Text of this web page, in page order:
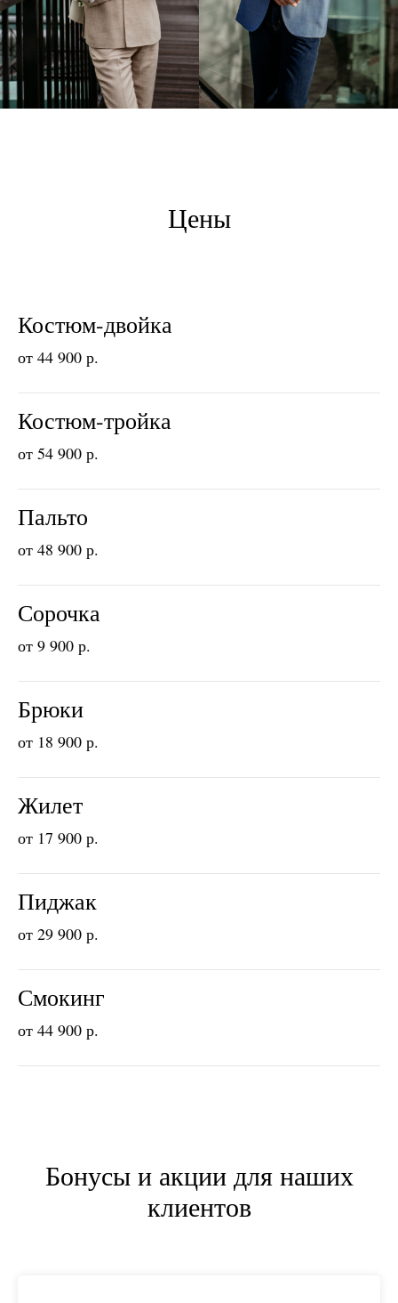
Цены
Костюм-двойка
от 44 900 р.
Костюм-тройка
от 54 900 р.
Пальто
от 48 900 р.
Сорочка
от 9 900 р.
Брюки
от 18 900 р.
Жилет
от 17 900 р.
Пиджак
от 29 900 р.
Смокинг
от 44 900 р.
Бонусы и акции для наших
клиентов